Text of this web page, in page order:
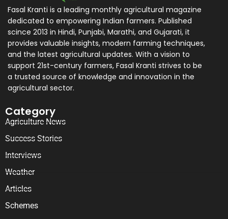
Fasal Kranti is a leading monthly agricultural magazine
dedicated to empowering Indian farmers. Published
scince 2013 in Hindi, Punjabi, Marathi, and Gujarati, it
provides valuable insights, modern farming techniques,
and the latest agricultural updates. With a vision to
support 21st-century farmers, Fasal Kranti strives to be
a trusted source of knowledge and innovation in the
agricultural sector.
Category
Agriculture News
Success Stories
Interviews
Weather
Articles
Schemes